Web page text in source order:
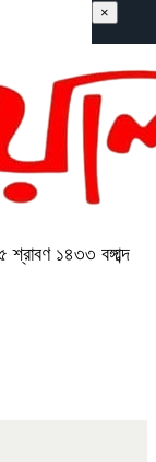
১৪৩৩ বঙ্গাব্দ
×